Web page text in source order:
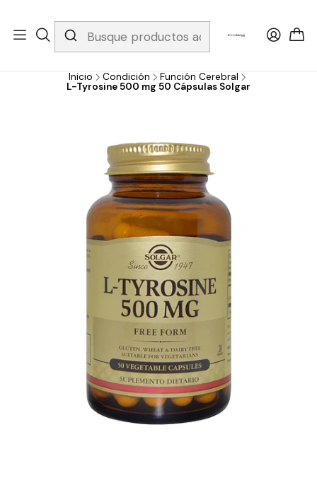
Whatsapp 3229079958/ Fijo 6019251796 / Envios a todo el país y
gratis apartir de 199.000!
Inicio Condición
Función Cerebral
L-Tyrosine 500 mg 50 Cápsulas Solgar